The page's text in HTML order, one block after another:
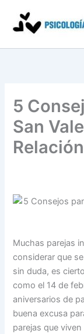
contenido
5
San
Muchas parejas
considerar que
sin duda, es
como el 14 de
aniversarios de
buena excusa
parejas que